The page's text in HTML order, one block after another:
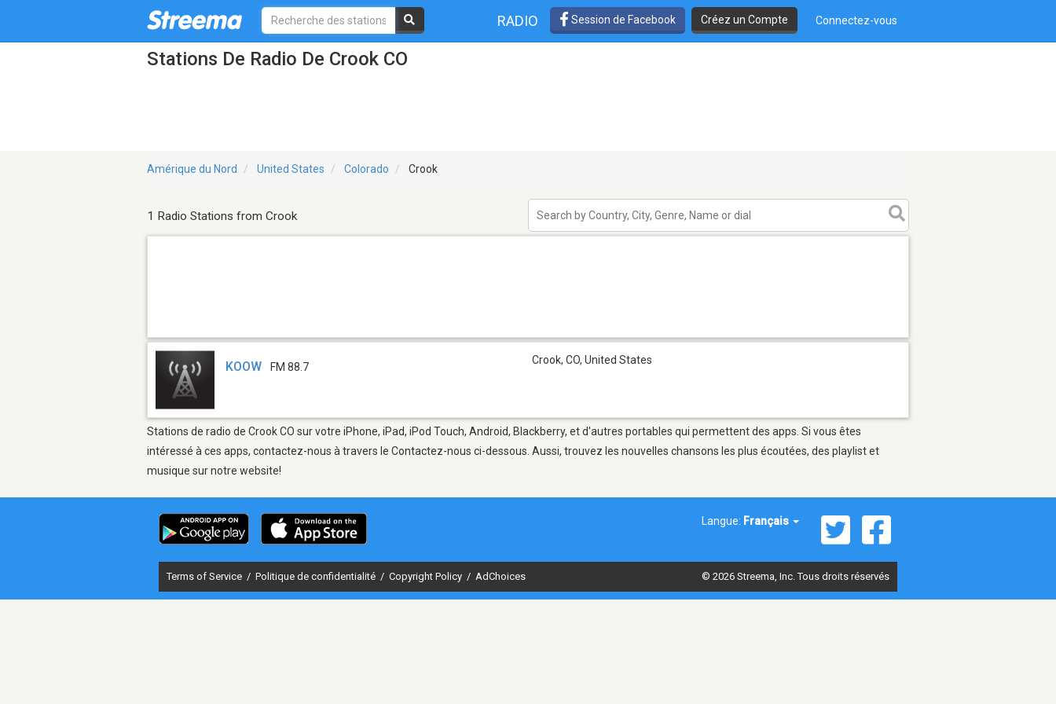
RADIO Session de Facebook Créez un Compte Connectez-vous
Stations De Radio De Crook CO
Amérique du Nord United States Colorado Crook
1 Radio Stations from Crook
KOOW FM 88.7
Crook, CO, United States
Stations de radio de Crook CO sur votre iPhone, iPad, iPod Touch, Android, Blackberry, et d'autres portables qui permettent des apps. Si vous êtes
intéressé à ces apps, contactez-nous à travers le Contactez-nous ci-dessous. Aussi, trouvez les nouvelles chansons les plus écoutées, des playlist et
musique sur notre website!
Langue: Français
Terms of Service / Politique de confidentialité / Copyright Policy / AdChoices © 2026 Streema, Inc. Tous droits réservés